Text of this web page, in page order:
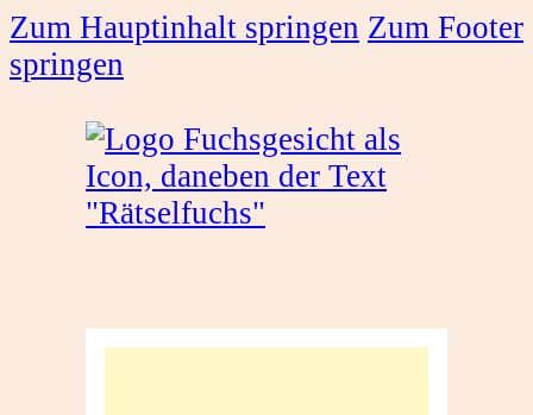
Zum Hauptinhalt springen Zum Footer
springen